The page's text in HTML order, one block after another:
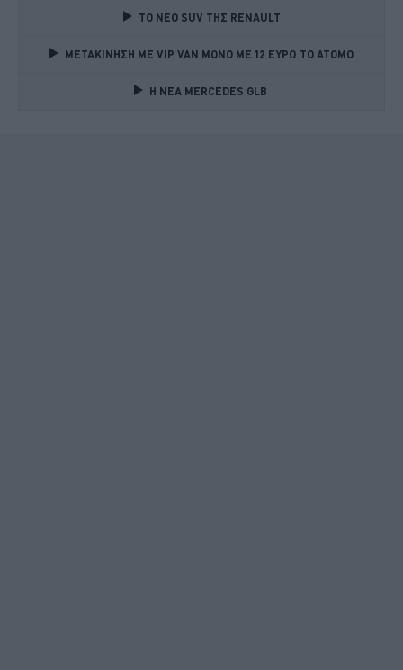
TO NEO SUV ΤΗΣ RENAULT
ΜΕΤΑΚΙΝΗΣΗ ΜΕ VIP VAN ΜΟΝΟ ΜΕ 12 ΕΥΡΩ ΤΟ ΑΤΟΜΟ
Η ΝΕΑ MERCEDES GLB